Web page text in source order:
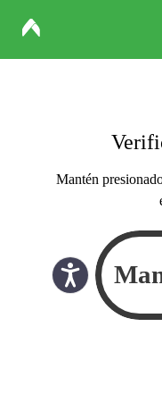
Mantén